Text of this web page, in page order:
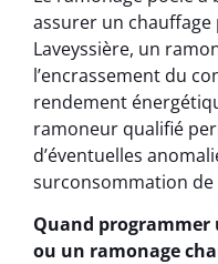
assurer un
Laveyssière, un
l’encrassement du
rendement
ramoneur qualifié
d’éventuelles
surconsommation
Quand programmer
ou un ramonage